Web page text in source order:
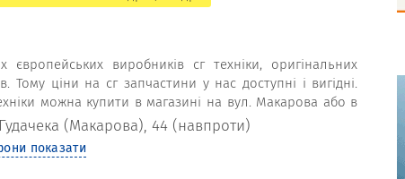
виробників сг техніки, оригінальних
Тому ціни на сг запчастини у нас доступні і вигідні.
можна купити в магазині на вул. Макарова або в
(Макарова), 44 (навпроти)
показати